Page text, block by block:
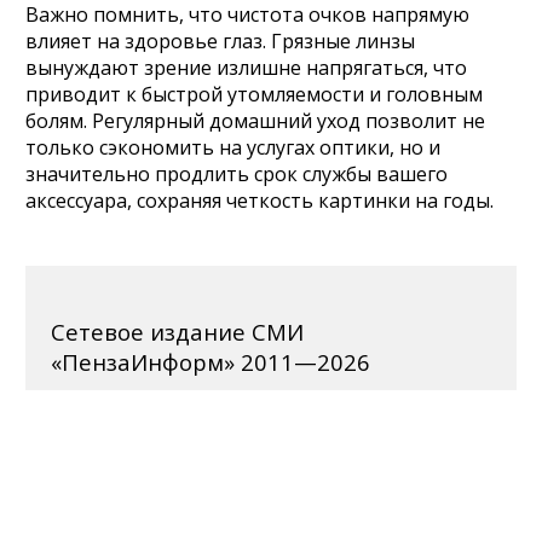
Важно помнить, что чистота очков напрямую
влияет на здоровье глаз. Грязные линзы
вынуждают зрение излишне напрягаться, что
приводит к быстрой утомляемости и головным
болям. Регулярный домашний уход позволит не
только сэкономить на услугах оптики, но и
значительно продлить срок службы вашего
аксессуара, сохраняя четкость картинки на годы.
Сетевое издание СМИ
«ПензаИнформ» 2011—2026